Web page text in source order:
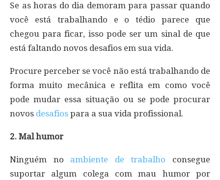
Se as horas do dia demoram para passar quando
você está trabalhando e o tédio parece que
chegou para ficar, isso pode ser um sinal de que
está faltando novos desafios em sua vida.
Procure perceber se você não está trabalhando de
forma muito mecânica e reflita em como você
pode mudar essa situação ou se pode procurar
novos desafios para a sua vida profissional.
2. Mal humor
Ninguém no ambiente de trabalho consegue
suportar algum colega com mau humor por